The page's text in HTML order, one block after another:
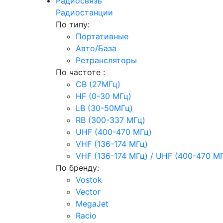
Радиостанции
По типу:
Портативные
Авто/База
Ретрансляторы
По частоте :
CB (27МГц)
HF (0-30 МГц)
LB (30-50МГц)
RB (300-337 МГц)
UHF (400-470 МГц)
VHF (136-174 МГц)
VHF (136-174 МГц) / UHF (400-470
По бренду:
Vostok
Vector
MegaJet
Racio